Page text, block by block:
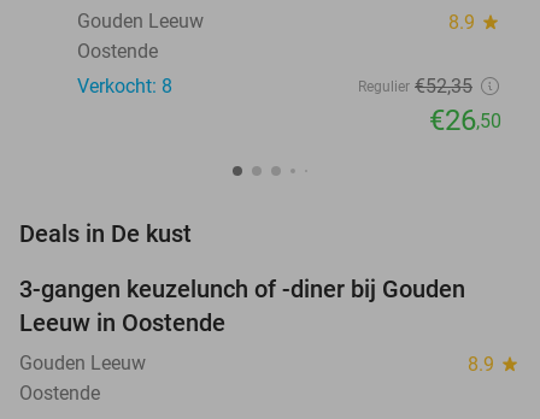
Gouden Leeuw
8.9 star
Oostende
Verkocht: 8
Regulier €52,35
€26,50
Deals in De kust
3-gangen keuzelunch of -diner bij Gouden
Leeuw in Oostende
Gouden Leeuw 8.9 star
Oostende